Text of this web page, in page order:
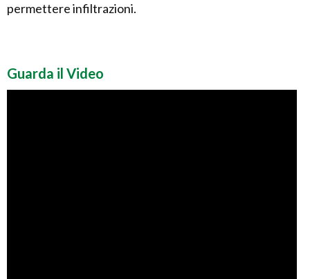
permettere infiltrazioni.
Guarda il Video